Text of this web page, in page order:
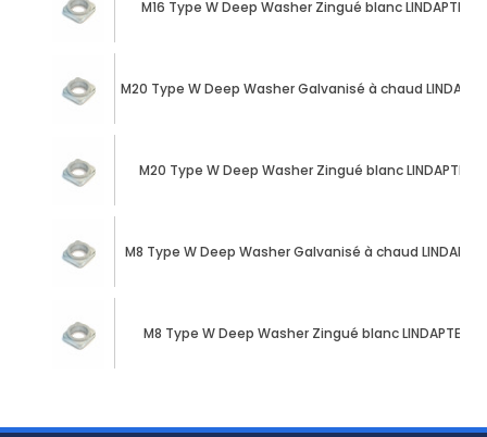
M16 Type W Deep Washer Zingué blanc LINDAPTER®
M20 Type W Deep Washer Galvanisé à chaud
M20 Type W Deep Washer Zingué blanc LINDAPTER®
M8 Type W Deep Washer Galvanisé à chaud
M8 Type W Deep Washer Zingué blanc LINDAPTER®